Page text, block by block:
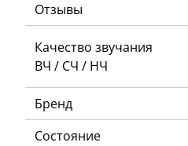
Отзывы
Качество звучания
ВЧ / СЧ / НЧ
Бренд
Состояние